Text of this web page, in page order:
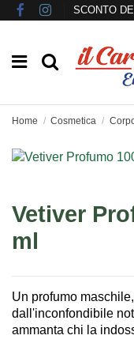
SCONTO
Home Cosmetica
Vetiver
ml
Un profumo
dall'inconfondibile
ammanta chi la